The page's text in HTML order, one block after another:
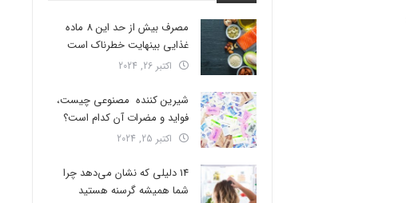
مصرف بیش از حد این 8 ماده
غذایی بینهایت خطرناک است
اکتبر 26, 2024
شیرین کننده مصنوعی چیست،
فواید و مضرات آن کدام است؟
اکتبر 25, 2024
14 دلیلی که نشان می‌دهد چرا
شما همیشه گرسنه هستید